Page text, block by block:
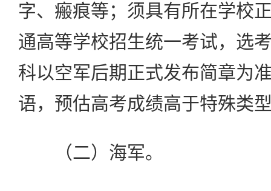
字、瘢痕等；须具有所在学校
通高等学校招生统一考试，选
科以空军后期正式发布简章为
语，预估高考成绩高于特殊类
（二）海军。